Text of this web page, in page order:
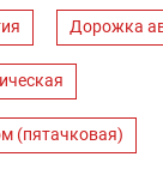
Дорожка
(пятачковая)